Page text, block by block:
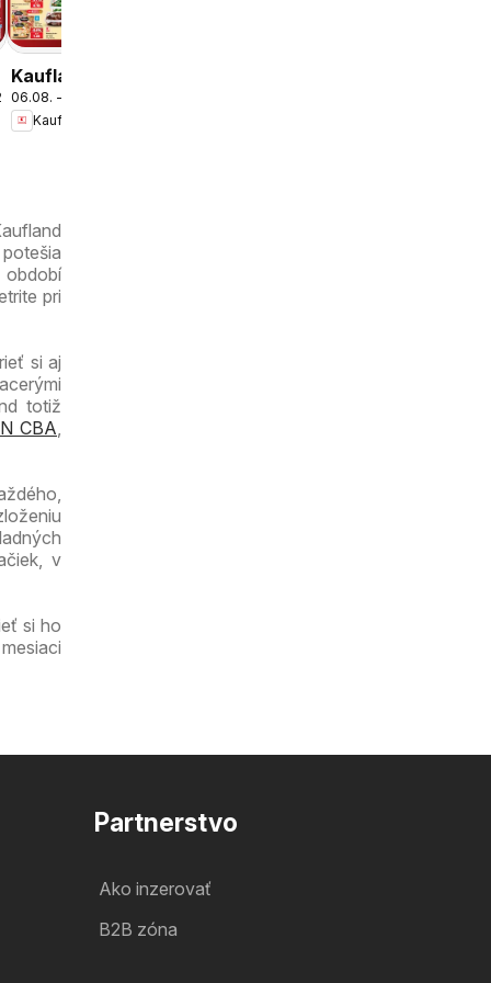
Kaufland
Bratislava-
Petržalka-
06.08. - 12.08.2026
Kaufland
pri
si aj
totiž
CBA
v
si ho
Partnerstvo
Ako inzerovať
B2B zóna